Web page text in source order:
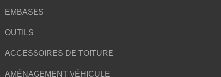
EMBASES
OUTILS
ACCESSOIRES DE TOITURE
AMÉNAGEMENT VÉHICULE